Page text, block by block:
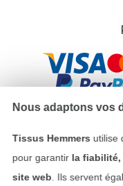
Nos
Nous adaptons vos
Tissus Hemmers utilise
pour garantir la fiabilité,
site web . Ils servent